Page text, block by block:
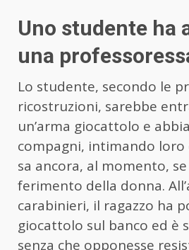
Uno studente ha
una
Lo studente, secondo le
ricostruzioni, sarebbe
un’arma giocattolo e
compagni, intimando loro
sa ancora, al momento,
ferimento della donna.
carabinieri, il ragazzo ha
giocattolo sul banco ed è
senza che opponesse